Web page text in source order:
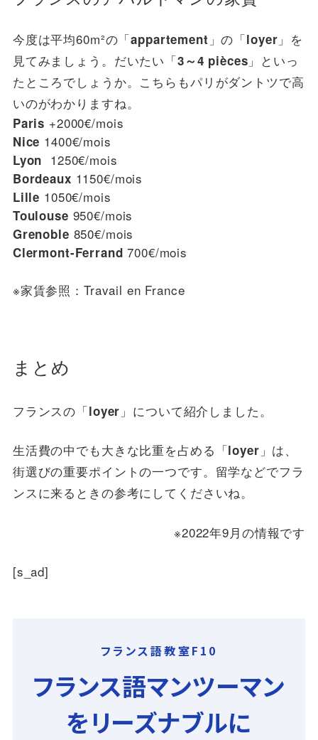
今度は平均60m²の「appartement 」の「loyer 」を
見てみましょう。だいたい「3～4 pièces 」といっ
たところでしょうか。こちらもパリがダントツで高
いのがわかりますね。
Paris +2000€/mois
Nice 1400€/mois
Lyon 1250€/mois
Bordeaux 1150€/mois
Lille 1050€/mois
Toulouse 950€/mois
Grenoble 850€/mois
Clermont-Ferrand 700€/mois
※家賃参照：Travail en France
まとめ
フランスの「loyer 」について紹介しました。
生活費の中でも大きな比重を占める「loyer 」は、
街選びの重要ポイントの一つです。 留学などでフラ
ンスに来るときの参考にしてくださいね。
※2022年9月の情報です
[s_ad]
フランス語教室F10
フランス語マンツーマン
をリーズナブルに